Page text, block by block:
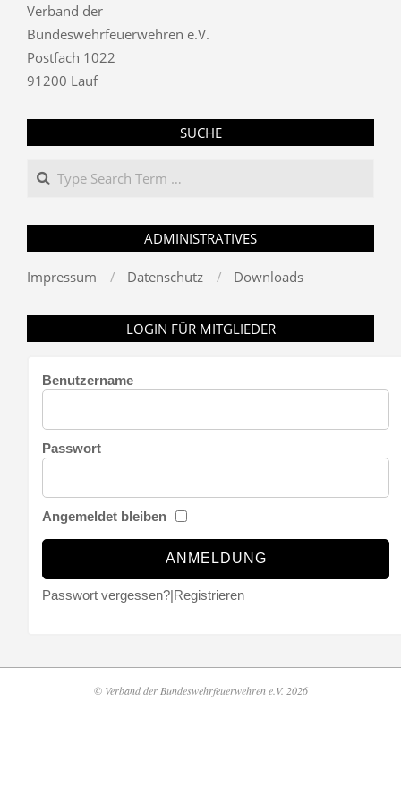
Verband der
Bundeswehrfeuerwehren e.V.
Postfach 1022
91200 Lauf
SUCHE
Search
ADMINISTRATIVES
Impressum Datenschutz Downloads
LOGIN FÜR MITGLIEDER
Benutzername
Passwort
Angemeldet bleiben
Passwort vergessen?|Registrieren
© Verband der Bundeswehrfeuerwehren e.V. 2026